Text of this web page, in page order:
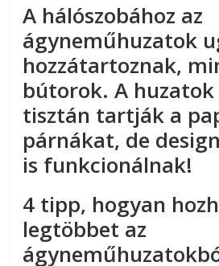
A hálószobához az
ágyneműhuzatok
hozzátartoznak,
bútorok. A
tisztán tartják a
párnákat, de
is funkcionálnak!
4 tipp, hogyan
legtöbbet az